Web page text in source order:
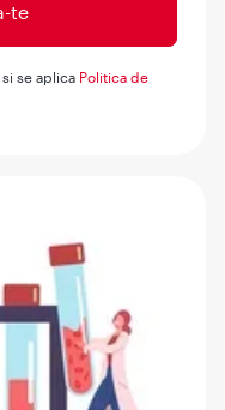
se aplica Politica de